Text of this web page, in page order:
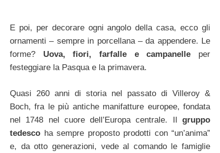
E poi, per decorare ogni angolo della casa, ecco gli
ornamenti – sempre in porcellana – da appendere. Le
forme? Uova, fiori, farfalle e campanelle per
festeggiare la Pasqua e la primavera.
Quasi 260 anni di storia nel passato di Villeroy &
Boch, fra le più antiche manifatture europee, fondata
nel 1748 nel cuore dell’Europa centrale. Il gruppo
tedesco ha sempre proposto prodotti con “un’anima”
e, da otto generazioni, vede al comando le famiglie